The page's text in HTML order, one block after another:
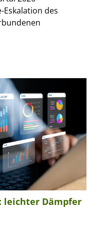
des
leichter Dämpfer